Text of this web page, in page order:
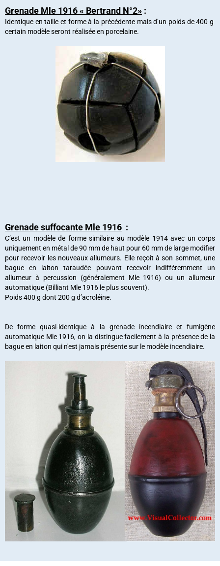
Grenade Mle 1916 « Bertrand N°2» :
Identique en taille et forme à la précédente mais d’un poids de 400 g
certain modèle seront réalisée en porcelaine.
Grenade suffocante Mle 1916 :
C’est un modèle de forme similaire au modèle 1914 avec un corps
uniquement en métal de 90 mm de haut pour 60 mm de large modifier
pour recevoir les nouveaux allumeurs. Elle reçoit à son sommet, une
bague en laiton taraudée pouvant recevoir indifféremment un
allumeur à percussion (généralement Mle 1916) ou un allumeur
automatique (Billiant Mle 1916 le plus souvent).
Poids 400 g dont 200 g d’acroléine.
De forme quasi-identique à la grenade incendiaire et fumigène
automatique Mle 1916, on la distingue facilement à la présence de la
bague en laiton qui n'est jamais présente sur le modèle incendiaire.